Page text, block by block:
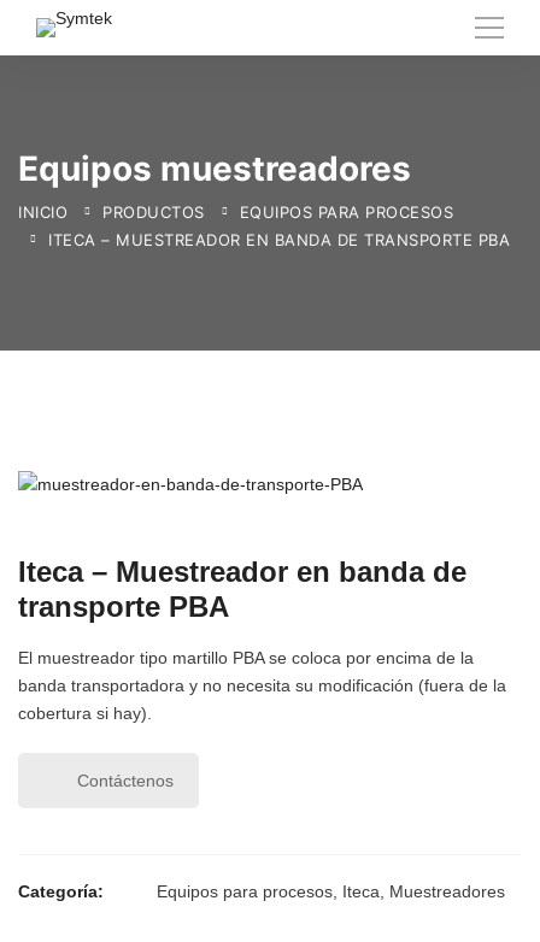
Equipos muestreadores
INICIO PRODUCTOS
EQUIPOS PARA PROCESOS
ITECA – MUESTREADOR EN BANDA DE TRANSPORTE PBA
Iteca – Muestreador en banda de
transporte PBA
El muestreador tipo martillo PBA se coloca por encima de la
banda transportadora y no necesita su modificación (fuera de la
cobertura si hay).
Contáctenos
Categoría: Equipos para procesos Iteca Muestreadores